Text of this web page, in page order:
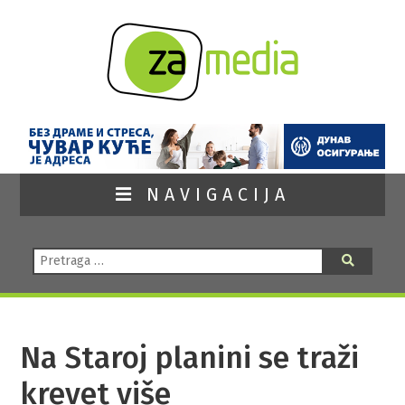
NAVIGACIJA
Pretraga:
Na Staroj planini se traži
krevet više